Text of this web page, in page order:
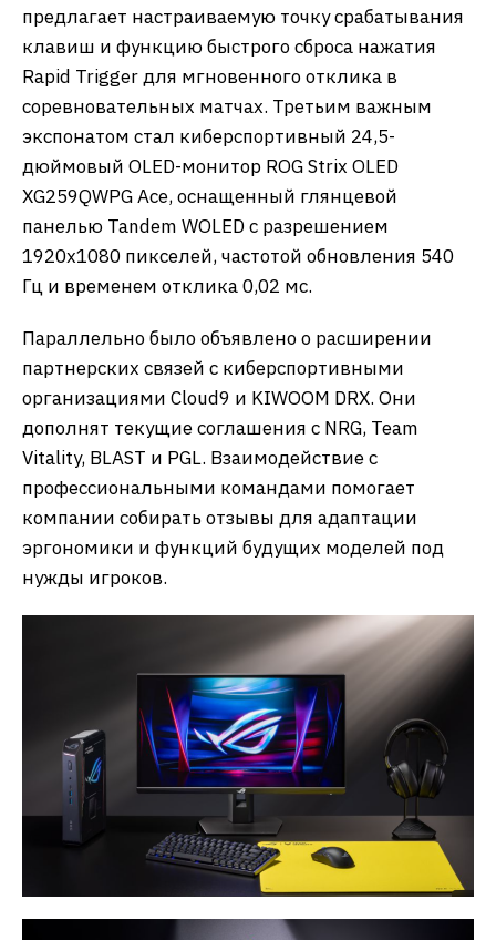
предлагает настраиваемую точку срабатывания
клавиш и функцию быстрого сброса нажатия
Rapid Trigger для мгновенного отклика в
соревновательных матчах. Третьим важным
экспонатом стал киберспортивный 24,5-
дюймовый OLED-монитор ROG Strix OLED
XG259QWPG Ace, оснащенный глянцевой
панелью Tandem WOLED с разрешением
1920х1080 пикселей, частотой обновления 540
Гц и временем отклика 0,02 мс.
Параллельно было объявлено о расширении
партнерских связей с киберспортивными
организациями Cloud9 и KIWOOM DRX. Они
дополнят текущие соглашения с NRG, Team
Vitality, BLAST и PGL. Взаимодействие с
профессиональными командами помогает
компании собирать отзывы для адаптации
эргономики и функций будущих моделей под
нужды игроков.